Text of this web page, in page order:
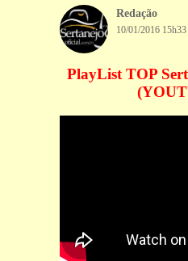
Redação
10/01/2016 15h33
PlayList TOP